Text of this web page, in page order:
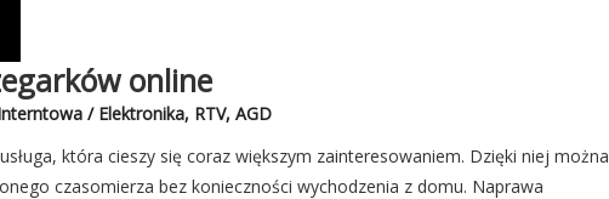
online
/ Elektronika, RTV, AGD
która cieszy się coraz większym zainteresowaniem. Dzięki niej można
czasomierza bez konieczności wychodzenia z domu. Naprawa